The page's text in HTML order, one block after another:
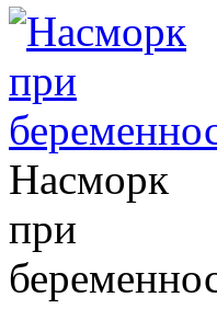
Насморк
при